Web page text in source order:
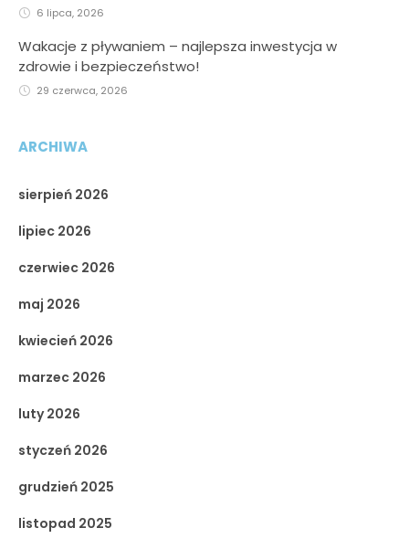
6 lipca, 2026
Wakacje z pływaniem – najlepsza inwestycja w
zdrowie i bezpieczeństwo!
29 czerwca, 2026
ARCHIWA
sierpień 2026
lipiec 2026
czerwiec 2026
maj 2026
kwiecień 2026
marzec 2026
luty 2026
styczeń 2026
grudzień 2025
listopad 2025